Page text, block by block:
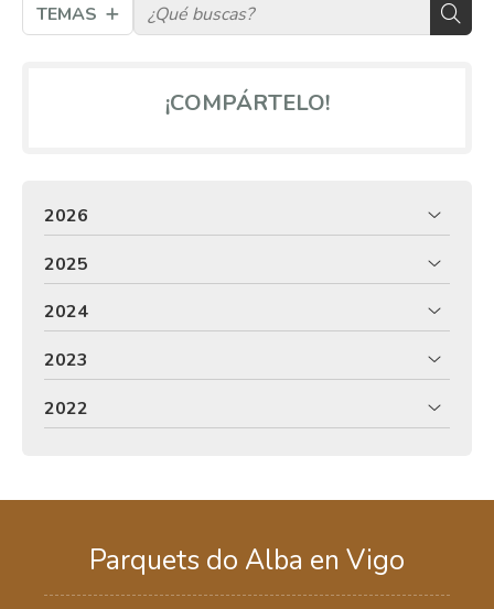
TEMAS
¡COMPÁRTELO!
2026
2025
2024
2023
2022
Parquets do Alba en Vigo